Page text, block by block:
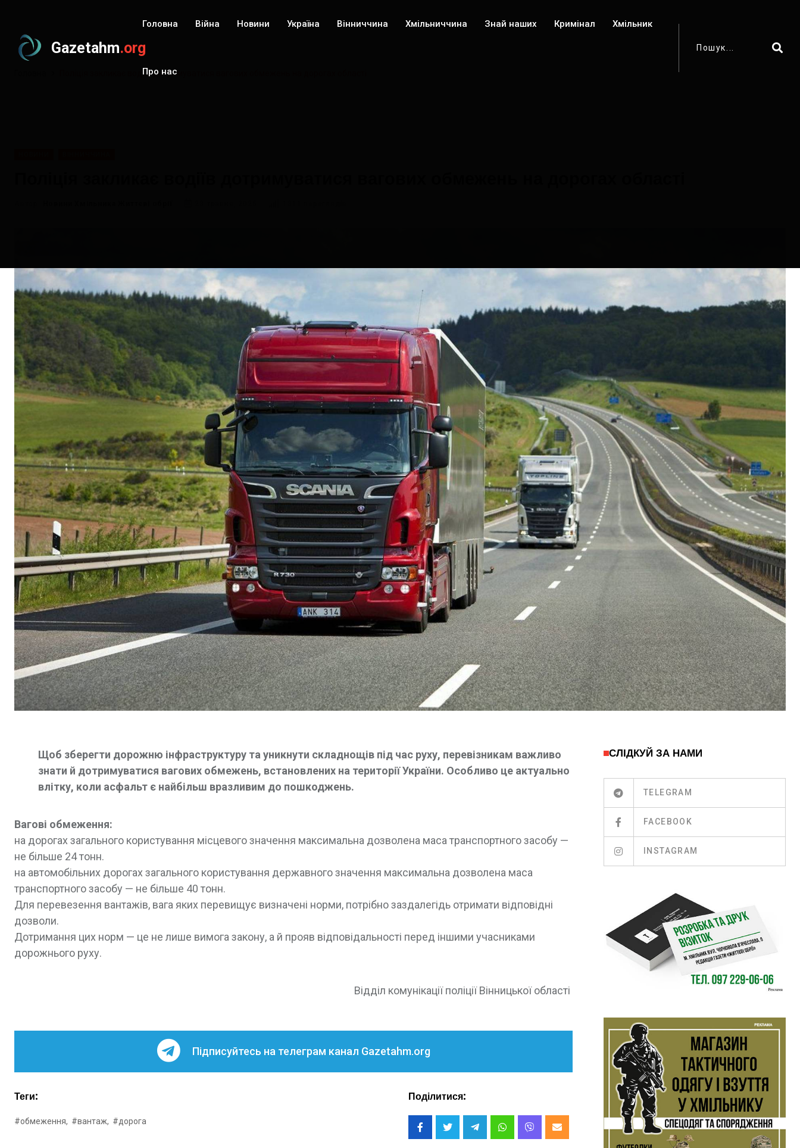
Gazetahm.org
Головна Війна Новини Україна Вінниччина Хмільниччина Знай наших Кримінал Хмільник
Про нас
Поліція закликає водіїв дотримуватися вагових обмежень на дорогах області
Щоб зберегти дорожню інфраструктуру та уникнути складнощів під час руху, перевізникам важливо
знати й дотримуватися вагових обмежень, встановлених на території України. Особливо це актуально
влітку, коли асфальт є найбільш вразливим до пошкоджень.
Вагові обмеження:
на дорогах загального користування місцевого значення максимальна дозволена маса транспортного засобу —
не більше 24 тонн.
на автомобільних дорогах загального користування державного значення максимальна дозволена маса
транспортного засобу — не більше 40 тонн.
Для перевезення вантажів, вага яких перевищує визначені норми, потрібно заздалегідь отримати відповідні
дозволи.
Дотримання цих норм — це не лише вимога закону, а й прояв відповідальності перед іншими учасниками
дорожнього руху.
Відділ комунікації поліції Вінницької області
Підписуйтесь на телеграм канал Gazetahm.org
Теги:
#обмеження, #вантаж, #дорога
Поділитися:
СЛІДКУЙ ЗА НАМИ
TELEGRAM
FACEBOOK
INSTAGRAM